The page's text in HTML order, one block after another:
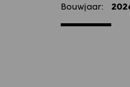
Bouwjaar: